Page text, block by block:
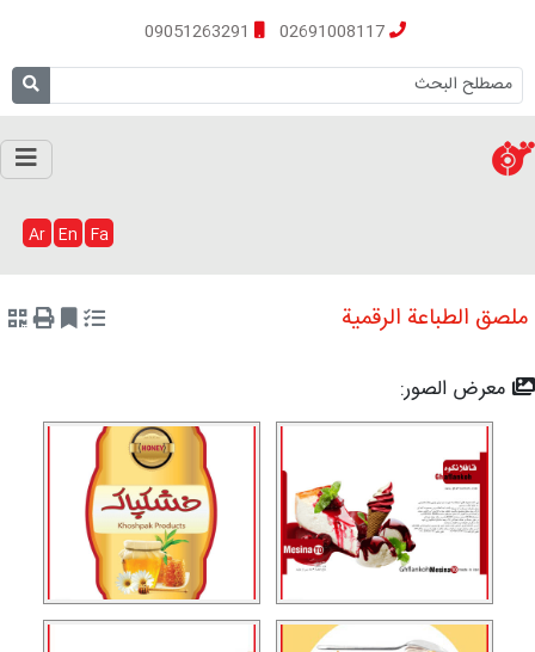
02691008117
09051263291
Ar En Fa
ملصق الطباعة الرقمیة
معرض الصور: